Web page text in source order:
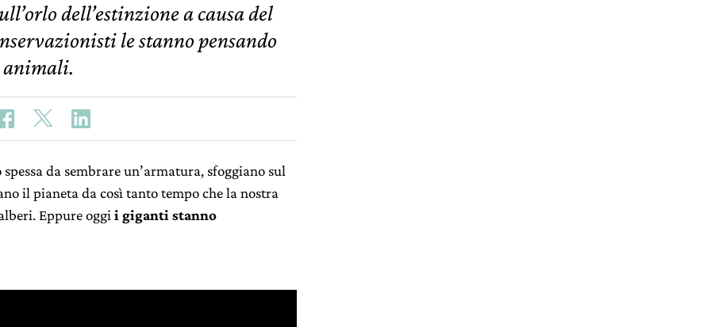
dell’estinzione a causa del
le stanno pensando
animali.
da sembrare un’armatura, sfoggiano sul
il pianeta da così tanto tempo che la nostra
Eppure oggi i giganti stanno